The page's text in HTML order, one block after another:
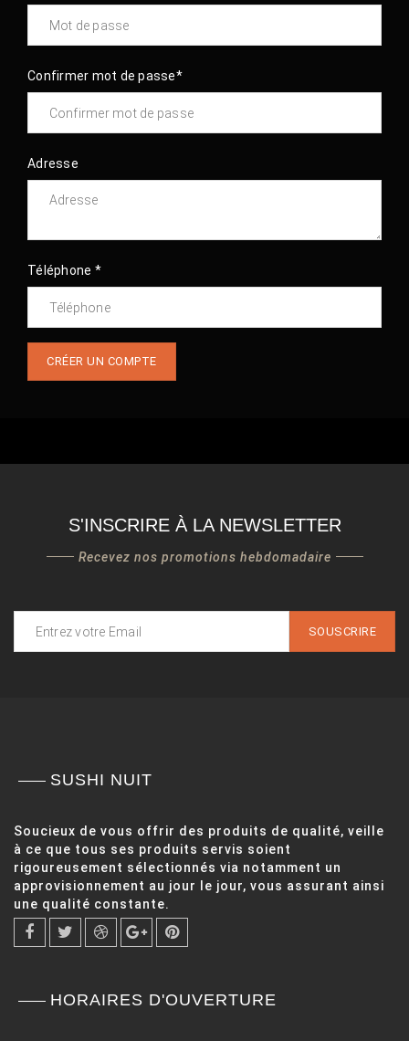
Confirmer mot de passe*
Adresse
Téléphone *
CRÉER UN COMPTE
S'INSCRIRE À LA NEWSLETTER
Recevez nos promotions hebdomadaire
SOUSCRIRE
SUSHI NUIT
Soucieux de vous offrir des produits de qualité, veille
à ce que tous ses produits servis soient
rigoureusement sélectionnés via notamment un
approvisionnement au jour le jour, vous assurant ainsi
une qualité constante.
HORAIRES D'OUVERTURE